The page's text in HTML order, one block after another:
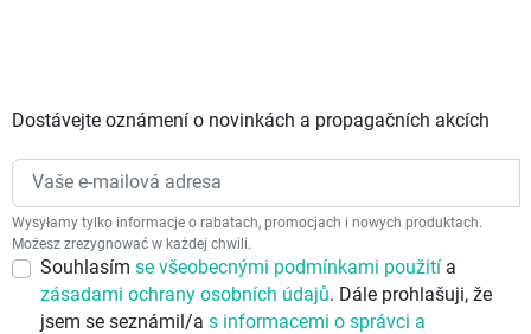
Dostávejte oznámení o novinkách a propagačních akcích
Wysyłamy tylko informacje o rabatach, promocjach i nowych produktach.
Możesz zrezygnować w każdej chwili.
Souhlasím se všeobecnými podmínkami použití a
zásadami ochrany osobních údajů. Dále prohlašuji, že
jsem se seznámil/a s informacemi o správci a